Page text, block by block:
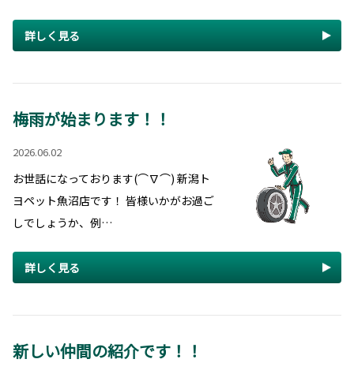
詳しく見る
梅雨が始まります！！
2026.06.02
お世話になっております(⌒∇⌒) 新潟ト
ヨペット魚沼店です！ 皆様いかがお過ご
しでしょうか、例…
詳しく見る
新しい仲間の紹介です！！